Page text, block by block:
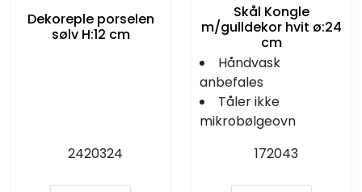
Dekoreple porselen
sølv H:12 cm
2420324
Skål Kongle
m/gulldekor hvit ø:24
cm
Håndvask
anbefales
Tåler ikke
mikrobølgeovn
172043